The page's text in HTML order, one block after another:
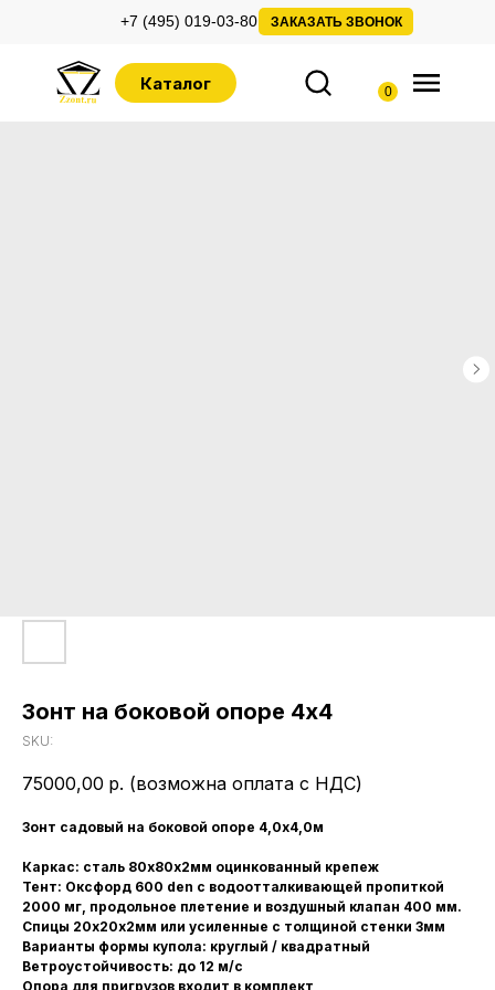
+7 (495) 019-03-80 ЗАКАЗАТЬ ЗВОНОК
0
Каталог
Зонт на боковой опоре 4x4
SKU:
75000,00 р. (возможна оплата с НДС)
Зонт садовый на боковой опоре 4,0х4,0м
Каркас: сталь 80х80х2мм оцинкованный крепеж
Тент: Оксфорд 600 den с водоотталкивающей пропиткой
2000 мг, продольное плетение и воздушный клапан 400 мм.
Спицы 20х20х2мм или усиленные с толщиной стенки 3мм
Варианты формы купола: круглый / квадратный
Ветроустойчивость: до 12 м/с
Опора для пригрузов входит в комплект